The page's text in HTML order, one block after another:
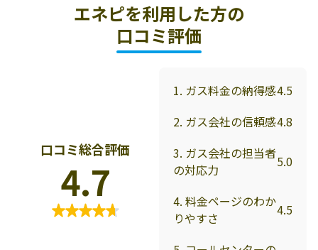
エネピを利用した方の
口コミ評価
口コミ総合評価
4.7
1. ガス料金の納得感4.5
2. ガス会社の信頼感4.8
3. ガス会社の担当者
の対応力
5.0
4. 料金ページのわか
りやすさ
4.5